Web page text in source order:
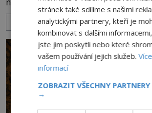
les, zbytky po kdysi
ale v terénu patrné stále. Co
zůstalo? Prozkoumejte to spolu s
vrch Hr
ZOBRAZIT VÍCE
stránek také sdílíme s našimi
analytickými partnery, kteří je
kombinovat s dalšími
jste jim poskytli nebo které
vašem používání jejich služeb.Více
informací
ZOBRAZIT VŠECHNY PARTNERY
→